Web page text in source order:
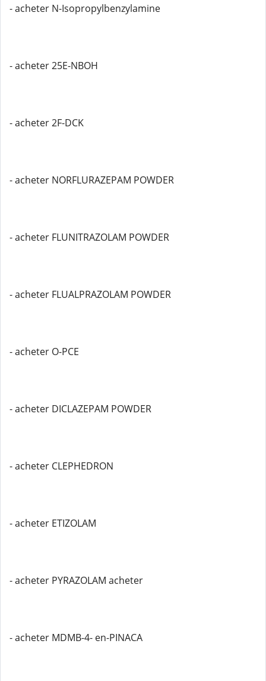
- acheter N-Isopropylbenzylamine
- acheter 25E-NBOH
- acheter 2F-DCK
- acheter NORFLURAZEPAM POWDER
- acheter FLUNITRAZOLAM POWDER
- acheter FLUALPRAZOLAM POWDER
- acheter O-PCE
- acheter DICLAZEPAM POWDER
- acheter CLEPHEDRON
- acheter ETIZOLAM
- acheter PYRAZOLAM acheter
- acheter MDMB-4- en-PINACA